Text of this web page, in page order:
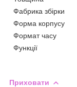
Фабрика збірки
Форма корпусу
Формат часу
Функції
Приховати